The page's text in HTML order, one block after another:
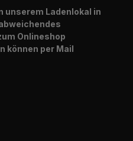
unserem Ladenlokal in
Onlineshop
können per Mail